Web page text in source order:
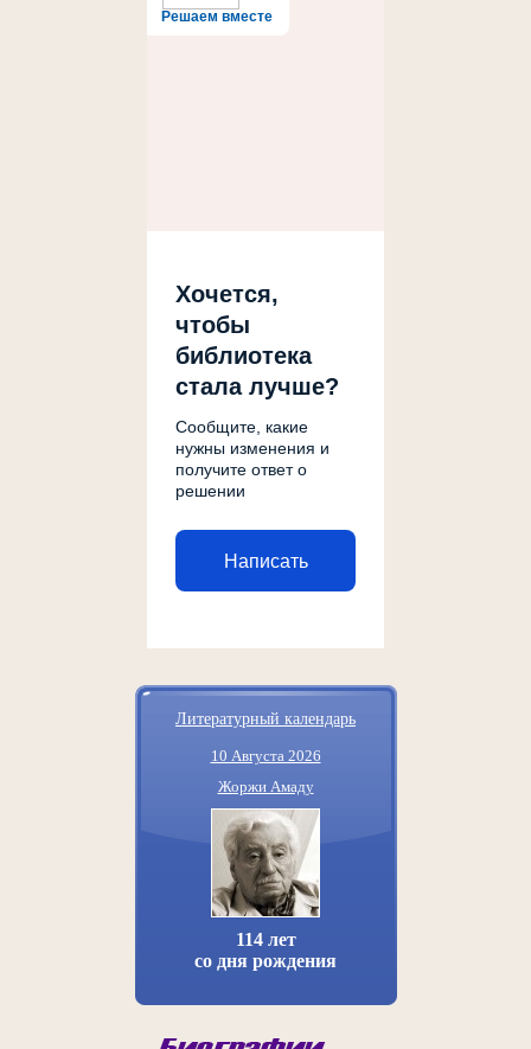
Решаем вместе
Хочется,
чтобы
библиотека
стала лучше?
Сообщите, какие
нужны изменения и
получите ответ о
решении
Написать
Литературный календарь
10 Августа 2026
Жоржи Амаду
114 лет
со дня рождения